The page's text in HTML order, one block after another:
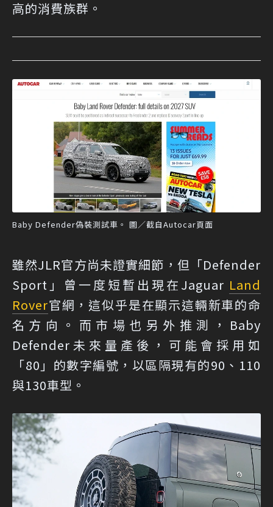
高的消費族群。
Baby Defender偽裝測試車。 圖／截自Autocar頁面
雖然JLR官方尚未證實細節，但「Defender
Sport」曾一度短暫出現在Jaguar Land
Rover官網，這似乎是在顯示這輛新車的命
名方向。而市場也另外推測，Baby
Defender未來量產後，可能會採用如
「80」的數字編號，以區隔現有的90、110
與130車型。